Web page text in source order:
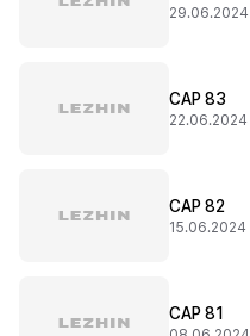
29.06.2024
CAP 83
22.06.2024
CAP 82
15.06.2024
CAP 81